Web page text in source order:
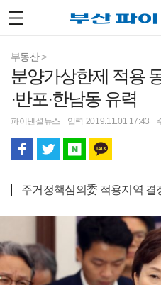
부동산>
분양가상한제 적용
·반포·한남동 유력
파이낸셜뉴스 입력 2019.11.01 17:43
주거정책심의委 적용지역 결